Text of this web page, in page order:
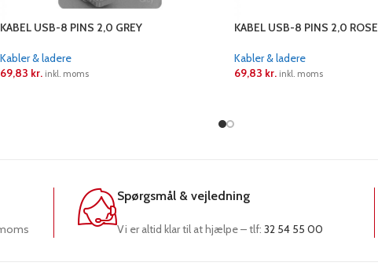
KABEL USB-8 PINS 2,0 GREY
Kabler & ladere
69,83 kr. inkl. moms
KABEL USB-8 PINS 2,0 ROSE
Kabler & ladere
69,83 kr. inkl. moms
Spørgsmål & vejledning
Vi er altid klar til at hjælpe – tlf:32 54 55 00